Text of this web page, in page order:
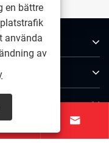

en bättre
använda
av